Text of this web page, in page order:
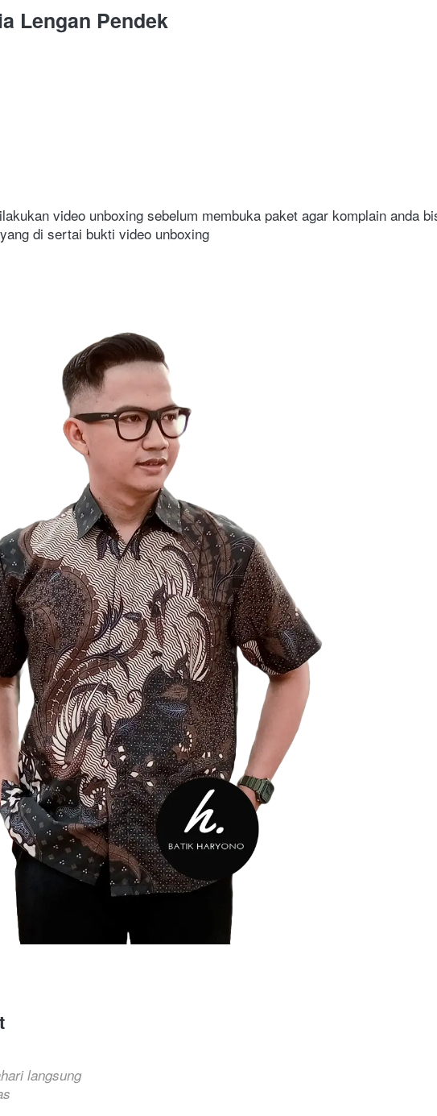
Lengan Pendek
video unboxing sebelum membuka paket agar komplain anda
di sertai bukti video unboxing
langsung